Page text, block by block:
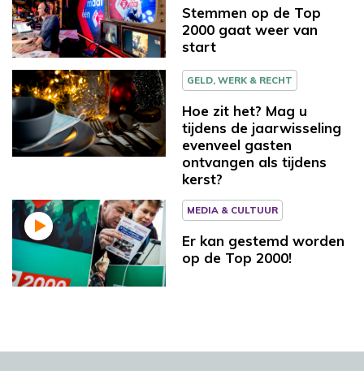
Stemmen op de Top
2000 gaat weer van
start
GELD, WERK & RECHT
Hoe zit het? Mag u
tijdens de jaarwisseling
evenveel gasten
ontvangen als tijdens
kerst?
MEDIA & CULTUUR
Er kan gestemd worden
op de Top 2000!